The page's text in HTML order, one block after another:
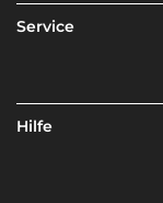
Service
Hilfe